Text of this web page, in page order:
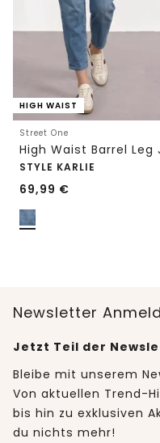
HIGH WAIST
Street One
STYLE KARLIE
69,99 €
Newsletter
Jetzt Teil der
Bleibe mit unserem
Von aktuellen Trend-
bis hin zu exklusiven
du nichts mehr!